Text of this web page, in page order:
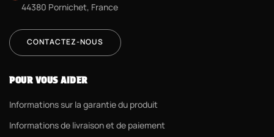
44380 Pornichet, France
CONTACTEZ-NOUS
POUR VOUS AIDER
Informations sur la garantie du produit
Informations de livraison et de paiement